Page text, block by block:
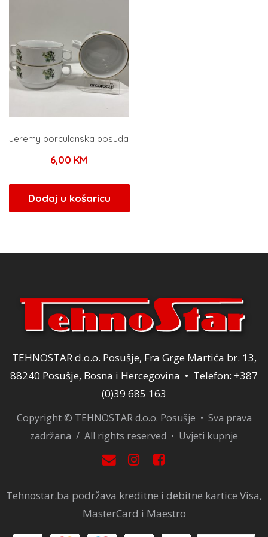
Jeremy porculanska posuda
6,00 KM
Dodaj u košaricu
TEHNOSTAR d.o.o. Posušje, Fra Grge Martića br. 13,
88240 Posušje, Bosna i Hercegovina • Telefon: +387
(0)39 685 163
Copyright © TEHNOSTAR d.o.o. Posušje • Sva prava
zadržana / All rights reserved • Uvjeti kupnje
Tehnostar.ba podržava kreditne i debitne kartice Visa,
MasterCard i Maestro